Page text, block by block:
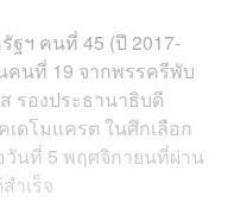
ฯ คนที่ 45 (ปี 2017-
คนที่ 19 จากพรรครีพับ
รองประธานาธิบดี
ดโมแครต ในศึกเลือก
วันที่ 5 พฤศจิกายนที่ผ่าน
ำเร็จ